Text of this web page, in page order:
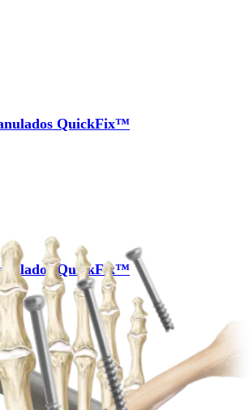
QuickFix™
QuickFix™
ayudarlo?
y oportunidades educativas
¿Qué hay de nuevo en Arthrex?